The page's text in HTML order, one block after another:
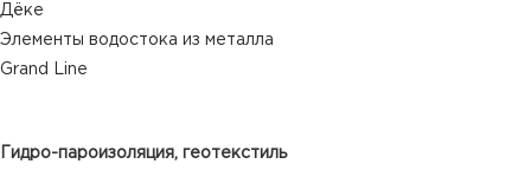
Дёке
Элементы водостока из металла
Grand Line
Гидро-пароизоляция, геотекстиль